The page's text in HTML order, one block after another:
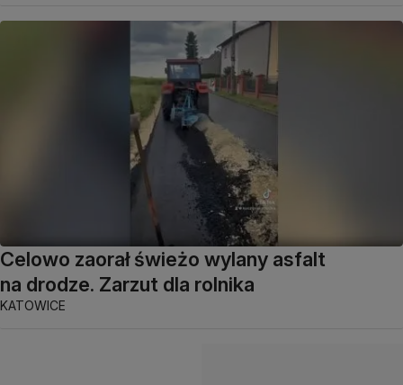
Celowo zaorał świeżo wylany asfalt
na drodze. Zarzut dla rolnika
KATOWICE